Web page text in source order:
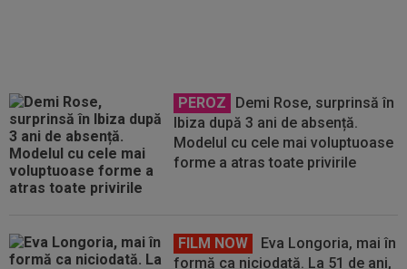
PEROZ
Demi Rose, surprinsă în
Ibiza după 3 ani de absență.
Modelul cu cele mai voluptuoase
forme a atras toate privirile
FILM NOW
Eva Longoria, mai în
formă ca niciodată. La 51 de ani,